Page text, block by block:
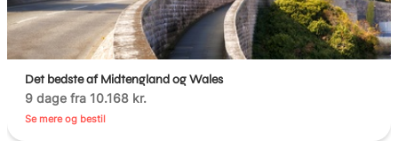
Det bedste af Midtengland og Wales
9 dage fra 10.168 kr.
Se mere og bestil